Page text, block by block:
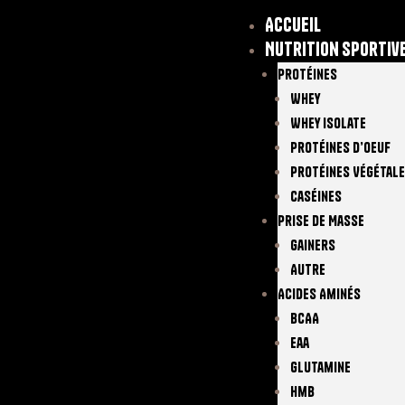
Accueil
Nutrition
Protéines
Whey
Whey Isolate
Protéines D’oeuf
Protéines
Caséines
Prise De Masse
Gainers
Autre
Acides Aminés
BCAA
Eaa
Glutamine
Hmb